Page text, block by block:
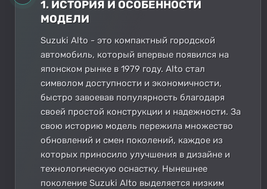
1. ИСТОРИЯ И ОСОБЕННОСТИ
МОДЕЛИ
Suzuki Alto - это компактный городской
автомобиль, который впервые появился на
японском рынке в 1979 году. Alto стал
символом доступности и экономичности,
быстро завоевав популярность благодаря
своей простой конструкции и надежности. За
свою историю модель пережила множество
обновлений и смен поколений, каждое из
которых приносило улучшения в дизайне и
технологическую оснастку. Нынешнее
поколение Suzuki Alto выделяется низким